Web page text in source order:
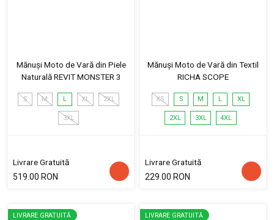
Mănuși Moto de Vară din Piele
Naturală REVIT MONSTER 3
S M L XL 2XL
3XL
Livrare Gratuită
519.00 RON
Mănuși Moto de Vară din Textil
RICHA SCOPE
XS S M L XL
2XL 3XL 4XL
Livrare Gratuită
229.00 RON
LIVRARE GRATUITĂ LIVRARE GRATUITĂ